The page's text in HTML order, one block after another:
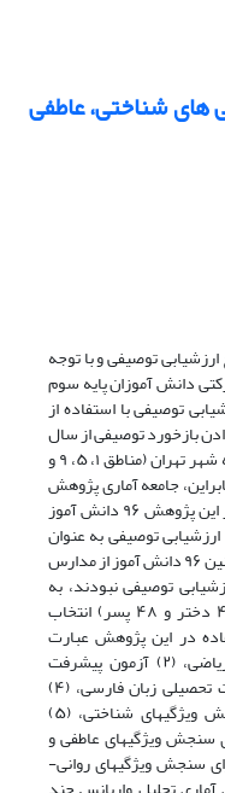
های شناختی، عاطفی
توصیفی و با توجه
دانش آموزان پایه سوم
توصیفی با استفاده از
بازخورد توصیفی از سال
تحصیلی ۸۳- ۱۳۸۲ تا کنون در چهار منطقه شهر تهران (مناطق ۱، ۵، ۹ و
جامعه آماری پژوهش
حاضر محدود به این مناطق بوده است. در این پژوهش ۹۶ دانش آموز
توصیفی به عنوان
گروه آزمایش (۴۸ دختر و ۴۸ پسر) و همچنین ۹۶ دانش آموز از مدارس
توصیفی نبودند، به
صورت تصادفی، به عنوان گروه گواه (۴۸ دختر و ۴۸ پسر) انتخاب
در این پژوهش عبارت
بودند از: (۱) آزمون پیشرفت تحصیلی ریاضی، (۲) آزمون پیشرفت
تحصیلی علوم تجربی، (۳) آزمون پیشرفت تحصیلی زبان فارسی، (۴)
پرسشنامه آگاهی فراشناختی برای سنجش ویژگیهای شناختی، (۵)
سنجش ویژگیهای عاطفی و
سنجش ویژگیهای روانی-